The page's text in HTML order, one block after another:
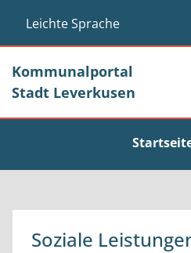
Zum Hauptinhalt springen
Leichte Sprache
Kommunalportal
Stadt Leverkusen
Soziale